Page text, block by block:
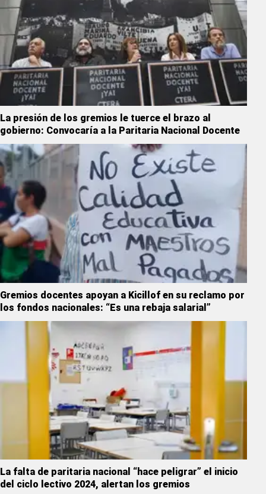
La presión de los gremios le tuerce el brazo al
gobierno: Convocaría a la Paritaria Nacional Docente
Gremios docentes apoyan a Kicillof en su reclamo por
los fondos nacionales: “Es una rebaja salarial”
La falta de paritaria nacional “hace peligrar” el inicio
del ciclo lectivo 2024, alertan los gremios